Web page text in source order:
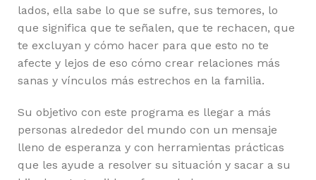
lados, ella sabe lo que se sufre, sus temores, lo
que significa que te señalen, que te rechacen, que
te excluyan y cómo hacer para que esto no te
afecte y lejos de eso cómo crear relaciones más
sanas y vínculos más estrechos en la familia.
Su objetivo con este programa es llegar a más
personas alrededor del mundo con un mensaje
lleno de esperanza y con herramientas prácticas
que les ayude a resolver su situación y sacar a su